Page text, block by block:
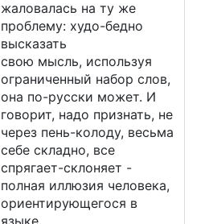
жаловалась на ту же
проблему: худо-бедно
высказать
свою мысль, используя
ограниченный набор слов,
она по-русски может. И
говорит, надо признать, не
через пень-колоду, весьма
себе складно, все
спрягает-склоняет -
полная иллюзия человека,
ориентирующегося в
языке.